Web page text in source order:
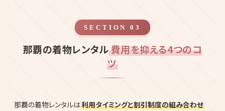
SECTION 03
那覇の着物レンタル費用を抑える4つのコ
ツ
那覇の着物レンタルは利用タイミングと割引制度の組み合わせ